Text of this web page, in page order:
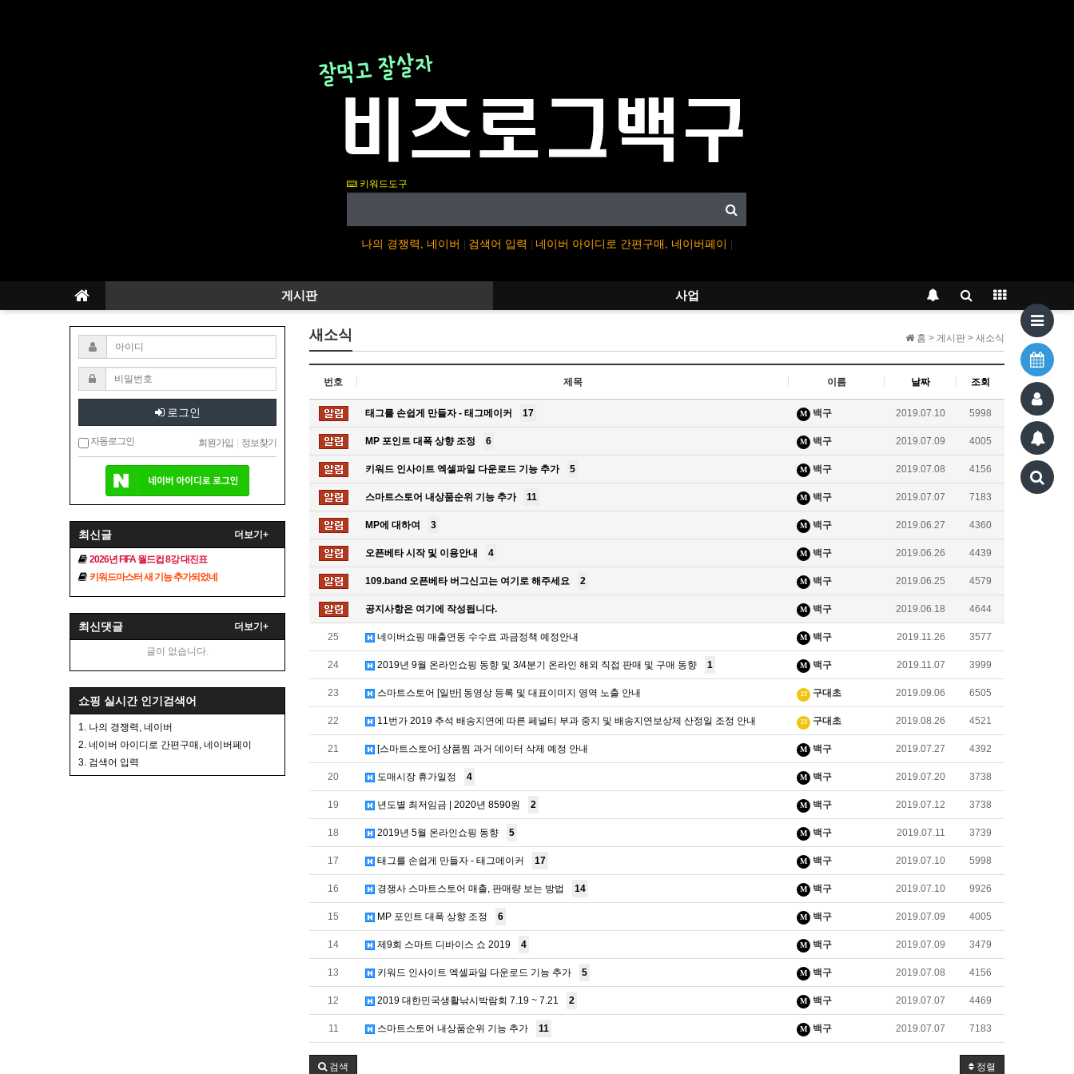
키워드도구
나의 경쟁력, 네이버 | 검색어 입력 | 네이버 아이디로 간편구매, 네이버페이 |
게시판 사업
홈 > 게시판 > 새소식
새소식
번호 제목 이름 날짜 조회
태그를 손쉽게 만들자 - 태그메이커 17 M 백구 2019.07.10 5998
MP 포인트 대폭 상향 조정 6 M 백구 2019.07.09 4005
키워드 인사이트 엑셀파일 다운로드 기능 추가 5 M 백구 2019.07.08 4156
스마트스토어 내상품순위 기능 추가 11 M 백구 2019.07.07 7183
MP에 대하여 3 M 백구 2019.06.27 4360
오픈베타 시작 및 이용안내 4 M 백구 2019.06.26 4439
109.band 오픈베타 버그신고는 여기로 해주세요 2 M 백구 2019.06.25 4579
공지사항은 여기에 작성됩니다. M 백구 2019.06.18 4644
25 네이버쇼핑 매출연동 수수료 과금정책 예정안내 M 백구 2019.11.26 3577
24 2019년 9월 온라인쇼핑 동향 및 3/4분기 온라인 해외 직접 판매 및 구매 동향 1 M 백구 2019.11.07 3999
23 스마트스토어 [일반] 동영상 등록 및 대표이미지 영역 노출 안내 23 구대초 2019.09.06 6505
22 11번가 2019 추석 배송지연에 따른 페널티 부과 중지 및 배송지연보상제 산정일 조정 안내 23 구대초 2019.08.26 4521
21 [스마트스토어] 상품찜 과거 데이터 삭제 예정 안내 M 백구 2019.07.27 4392
20 도매시장 휴가일정 4 M 백구 2019.07.20 3738
19 년도별 최저임금 | 2020년 8590원 2 M 백구 2019.07.12 3738
18 2019년 5월 온라인쇼핑 동향 5 M 백구 2019.07.11 3739
17 태그를 손쉽게 만들자 - 태그메이커 17 M 백구 2019.07.10 5998
16 경쟁사 스마트스토어 매출, 판매량 보는 방법 14 M 백구 2019.07.10 9926
15 MP 포인트 대폭 상향 조정 6 M 백구 2019.07.09 4005
14 제9회 스마트 디바이스 쇼 2019 4 M 백구 2019.07.09 3479
13 키워드 인사이트 엑셀파일 다운로드 기능 추가 5 M 백구 2019.07.08 4156
12 2019 대한민국생활낚시박람회 7.19 ~ 7.21 2 M 백구 2019.07.07 4469
11 스마트스토어 내상품순위 기능 추가 11 M 백구 2019.07.07 7183
정렬
검색
로그인
자동로그인 회원가입 정보찾기
최신글 더보기+
2026년 FIFA 월드컵 8강 대진표
키워드마스터 새 기능 추가되었네
최신댓글 더보기+
글이 없습니다.
쇼핑 실시간 인기검색어
1. 나의 경쟁력, 네이버
2. 네이버 아이디로 간편구매, 네이버페이
3. 검색어 입력